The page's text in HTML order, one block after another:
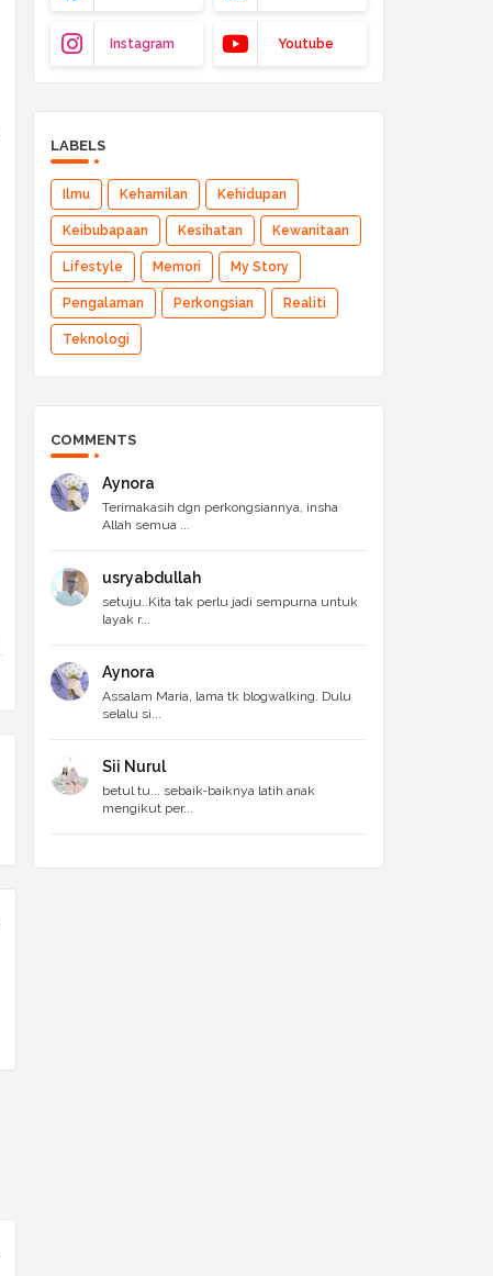
Instagram Youtube
LABELS
Ilmu Kehamilan Kehidupan
Keibubapaan Kesihatan Kewanitaan
Lifestyle Memori My Story
Pengalaman Perkongsian Realiti
Teknologi
COMMENTS
Aynora
Terimakasih dgn perkongsiannya, insha
Allah semua ...
usryabdullah
setuju..Kita tak perlu jadi sempurna untuk
layak r...
Aynora
Assalam Maria, lama tk blogwalking. Dulu
selalu si...
Sii Nurul
betul tu... sebaik-baiknya latih anak
mengikut per...